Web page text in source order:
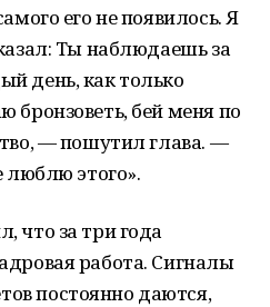
его не появилось. Я
Ты наблюдаешь за
день, как только
бронзоветь, бей меня по
— пошутил глава. —
люблю этого».
что за три года
работа. Сигналы
постоянно даются,